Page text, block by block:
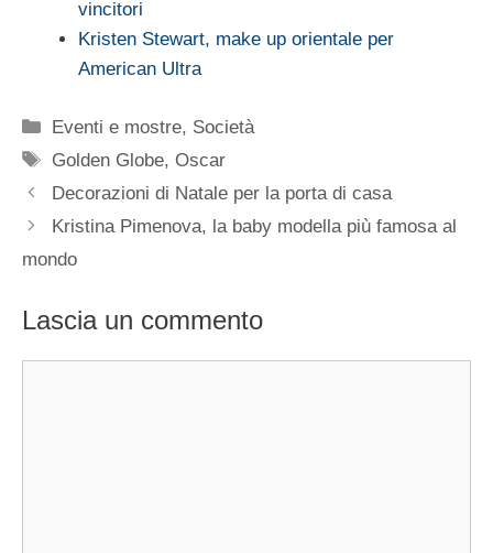
vincitori
Kristen Stewart, make up orientale per
American Ultra
Categorie
Eventi e mostre, Società
Tag
Golden Globe,Oscar
Decorazioni di Natale per la porta di casa
Kristina Pimenova, la baby modella più famosa al
mondo
Lascia un commento